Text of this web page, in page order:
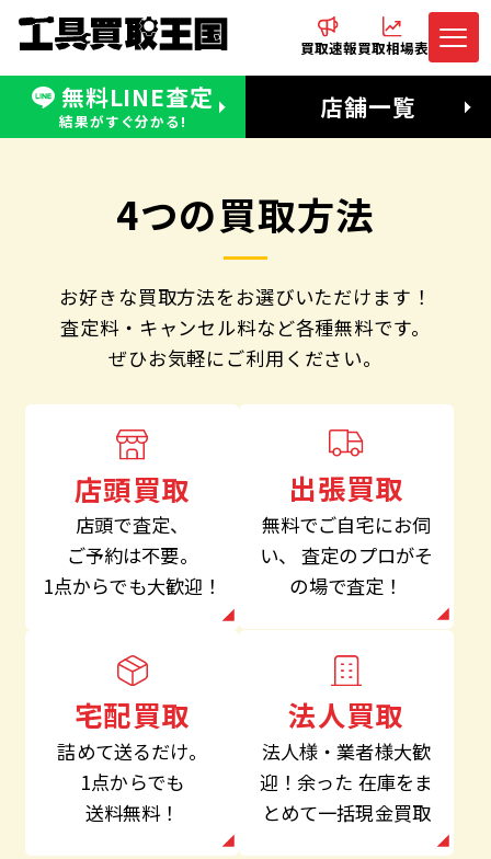
買取速報買取相場表
無料LINE査定
結果がすぐ分かる! 店舗一覧
無料LINE査定
受付：11:00〜19:00 木曜定休日
電話でお問合わせ
営業時間：11:00〜20:00
4つの買取方法
お好きな買取方法をお選びいただけます！
査定料・キャンセル料など各種無料です。
ぜひお気軽にご利用ください。
店頭買取
店頭で査定、
ご予約は不要。
1点からでも大歓迎！
出張買取
無料でご自宅にお伺
い、
査定のプロがそ
の場で査定！
宅配買取
詰めて送るだけ。
1点からでも
送料無料！
法人買取
法人様・業者様大歓
迎！余った 在庫をま
とめて一括現金買取